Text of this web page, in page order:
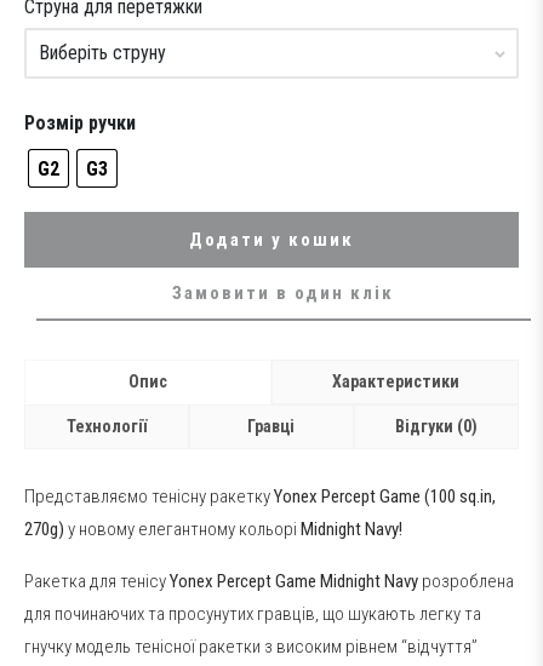
12,199 грн..10,399 грн..
Струна для перетяжки
Розмір ручки
G2
G3
Додати у кошик
Замовити в один клік
Опис Характеристики
Технології Гравці Відгуки (0)
Представляємо тенісну ракеткуYonex Percept Game (100 sq.in,
270g) у новому елегантному кольорі Midnight Navy!
Ракетка для тенісуYonex Percept Game Midnight Navy розроблена
для починаючих та просунутих гравців, що шукають легку та
гнучку модель тенісної ракетки з високим рівнем “відчуття”